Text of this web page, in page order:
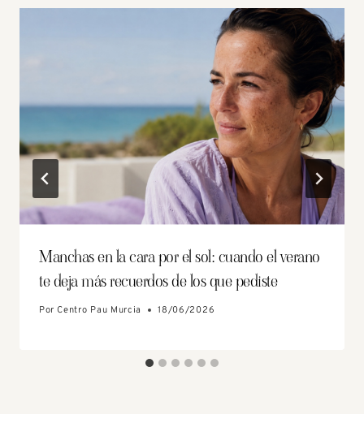
Manchas en la cara por el sol: cuando el verano
te deja más recuerdos de los que pediste
Por Centro Pau Murcia 18/06/2026